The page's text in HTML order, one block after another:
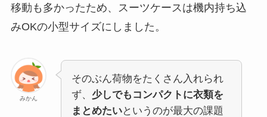
移動も多かったため、スーツケースは機内持ち込
みOKの小型サイズにしました。
みかん
そのぶん荷物をたくさん入れられ
ず、 少しでもコンパクトに衣類を
まとめたいというのが最大の課題